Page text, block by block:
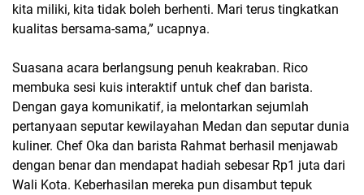
kita miliki, kita tidak boleh berhenti. Mari terus tingkatkan
kualitas bersama-sama,” ucapnya.
Suasana acara berlangsung penuh keakraban. Rico
membuka sesi kuis interaktif untuk chef dan barista.
Dengan gaya komunikatif, ia melontarkan sejumlah
pertanyaan seputar kewilayahan Medan dan seputar dunia
kuliner. Chef Oka dan barista Rahmat berhasil menjawab
dengan benar dan mendapat hadiah sebesar Rp1 juta dari
Wali Kota. Keberhasilan mereka pun disambut tepuk